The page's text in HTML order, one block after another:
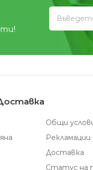
Общи
Рекламации
Доставка
Статус на